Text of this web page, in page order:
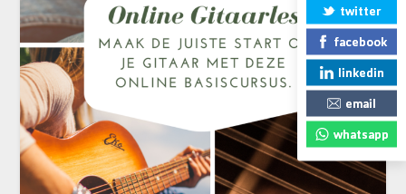
twitter
facebook
linkedin
email
whatsapp